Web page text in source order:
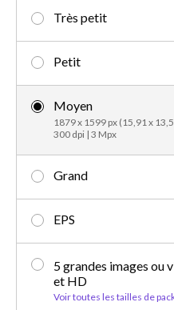
Très petit
Petit
Moyen
1879 x 1599 px (15,91 x
300 dpi | 3 Mpx
Grand
EPS
5 grandes images ou
et HD
Voir toutes les tailles de